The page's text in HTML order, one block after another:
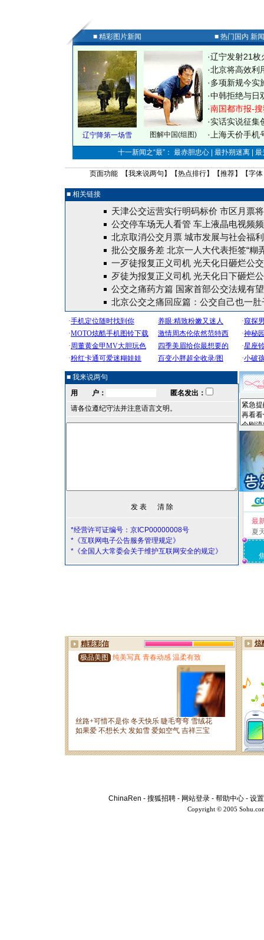
■ 精彩图片新闻 ■ 热门国内 新
辽宁降第一场雪 图解中国(组图)
·辽宁发射21枚
·北京将高效利
·多项新规今实
·中韩拒绝与日
·南国都市报-
·实话实说征集
· 上海天价手
十一新闻之“最”： 最赤胆忠心 | 最扑朔迷离 |
页面功能 【我来说两句 】【热点排行】【推荐】【字体
■ 相关链接
天津公交运营实行明码标价 市区月票
公交停车场无人看管 车上液晶电视频
北京取消公交月票 城市发展与社会福
批公交服务差 北京一人大代表拒签“糊
一歹徒报复正义司机 光天化日砸烂公
歹徒为报复正义司机 光天化日下砸烂
公交之痛药方篇 国家首部公交法规有
北京公交之痛回应篇：公交自己也一肚
■ 我来说两句
用 户：
匿名发出：
请各位遵纪守法并注意语言文明。
*经营许可证编号：京ICP00000008号
*《互联网电子公告服务管理规定》
*《全国人大常委会关于维护互联网安全的规定》
最
夏
ChinaRen - 搜狐招聘 - 网站登录 - 帮助中心 - 设
Copyright © 2005